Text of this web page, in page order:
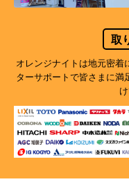
取
オレンジナイトは地元密着
ターサポートで皆さまに満